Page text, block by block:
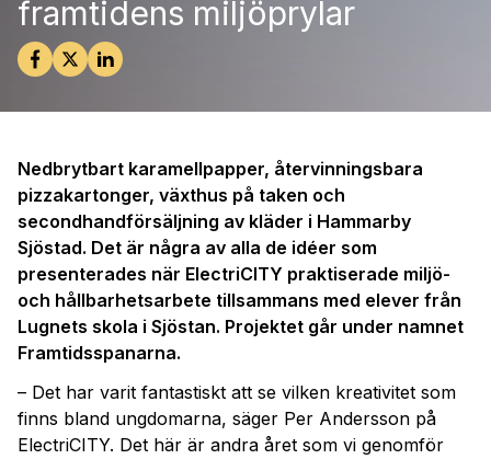
framtidens miljöprylar
Nedbrytbart karamellpapper, återvinningsbara
pizzakartonger, växthus på taken och
secondhandförsäljning av kläder i Hammarby
Sjöstad. Det är några av alla de idéer som
presenterades när ElectriCITY praktiserade miljö-
och hållbarhetsarbete tillsammans med elever från
Lugnets skola i Sjöstan. Projektet går under namnet
Framtidsspanarna.
– Det har varit fantastiskt att se vilken kreativitet som
finns bland ungdomarna, säger Per Andersson på
ElectriCITY. Det här är andra året som vi genomför